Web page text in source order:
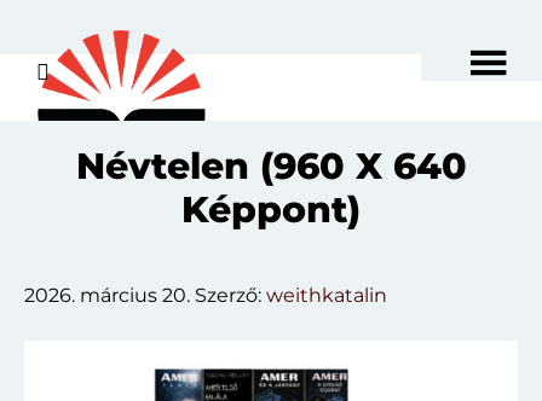
main
content
Névtelen (960 X 640
Képpont)
2026. március 20. Szerző: weithkatalin